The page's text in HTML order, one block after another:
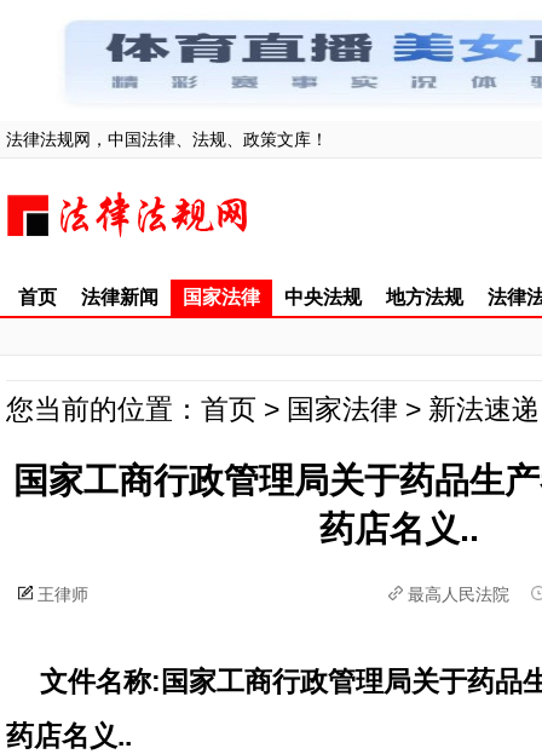
法律法规网，中国法律、法规、政策文库！
首页 法律新闻 国家法律 中央法规 地方法规 法律
您当前的位置： 首页 > 国家法律 > 新法速递
国家工商行政管理局关于药品生
药店名义..
王律师 最高人民法院
文件名称:国家工商行政管理局关于药品
药店名义..